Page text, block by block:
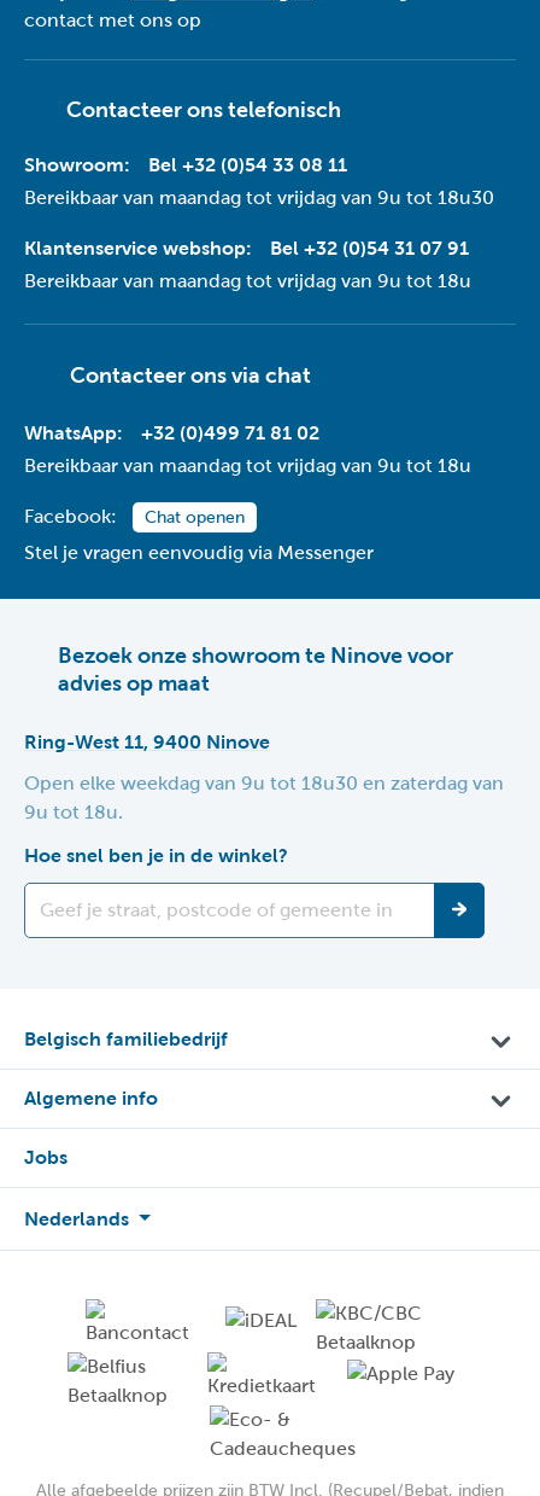
contact met ons op
Contacteer ons telefonisch
Showroom:
Bel +32 (0)54 33 08 11
Bereikbaar van maandag tot vrijdag van 9u tot 18u30
Klantenservice webshop:
Bel +32 (0)54 31 07 91
Bereikbaar van maandag tot vrijdag van 9u tot 18u
Contacteer ons via chat
WhatsApp:
+32 (0)499 71 81 02
Bereikbaar van maandag tot vrijdag van 9u tot 18u
Facebook: Chat openen
Stel je vragen eenvoudig via Messenger
Bezoek onze showroom te Ninove voor
advies op maat
Ring-West 11, 9400 Ninove
Open elke weekdag van 9u tot 18u30 en zaterdag van
9u tot 18u.
Hoe snel ben je in de winkel?
Belgisch familiebedrijf
Algemene info
Jobs
Nederlands
Alle afgebeelde prijzen zijn BTW Incl. (Recupel/Bebat, indien